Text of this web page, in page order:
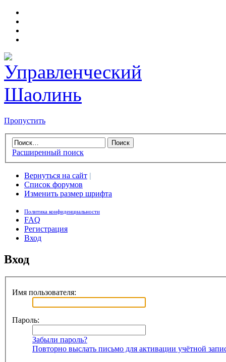
Пропустить
Расширенный поиск
Вернуться на сайт |
Список форумов
Изменить размер шрифта
Политика конфиденциальности
FAQ
Регистрация
Вход
Вход
Имя пользователя:
Пароль:
Забыли пароль?
Повторно выслать письмо для активации учётной